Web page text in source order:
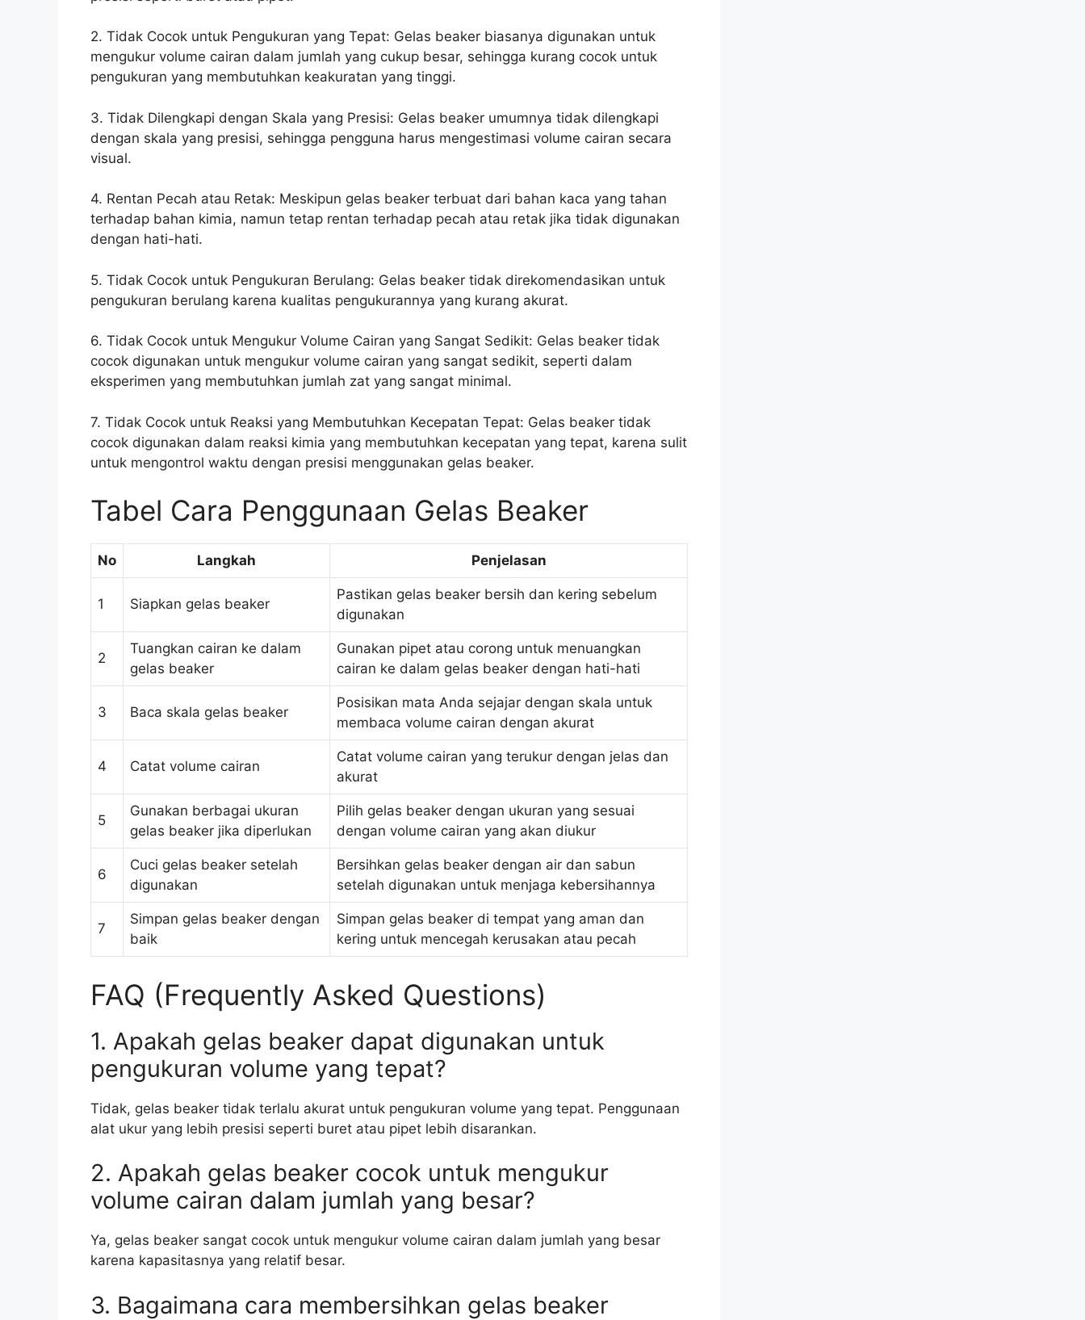
2. Tidak Cocok untuk Pengukuran yang Tepat: Gelas beaker biasanya digunakan untuk
mengukur volume cairan dalam jumlah yang cukup besar, sehingga kurang cocok untuk
pengukuran yang membutuhkan keakuratan yang tinggi.
3. Tidak Dilengkapi dengan Skala yang Presisi: Gelas beaker umumnya tidak dilengkapi
dengan skala yang presisi, sehingga pengguna harus mengestimasi volume cairan secara
visual.
4. Rentan Pecah atau Retak: Meskipun gelas beaker terbuat dari bahan kaca yang tahan
terhadap bahan kimia, namun tetap rentan terhadap pecah atau retak jika tidak digunakan
dengan hati-hati.
5. Tidak Cocok untuk Pengukuran Berulang: Gelas beaker tidak direkomendasikan untuk
pengukuran berulang karena kualitas pengukurannya yang kurang akurat.
6. Tidak Cocok untuk Mengukur Volume Cairan yang Sangat Sedikit: Gelas beaker tidak
cocok digunakan untuk mengukur volume cairan yang sangat sedikit, seperti dalam
eksperimen yang membutuhkan jumlah zat yang sangat minimal.
7. Tidak Cocok untuk Reaksi yang Membutuhkan Kecepatan Tepat: Gelas beaker tidak
cocok digunakan dalam reaksi kimia yang membutuhkan kecepatan yang tepat, karena sulit
untuk mengontrol waktu dengan presisi menggunakan gelas beaker.
Tabel Cara Penggunaan Gelas Beaker
No Langkah Penjelasan
1 Siapkan gelas beaker
Pastikan gelas beaker bersih dan kering sebelum
digunakan
2
Tuangkan cairan ke dalam
gelas beaker
Gunakan pipet atau corong untuk menuangkan
cairan ke dalam gelas beaker dengan hati-hati
3 Baca skala gelas beaker
Posisikan mata Anda sejajar dengan skala untuk
membaca volume cairan dengan akurat
4 Catat volume cairan
Catat volume cairan yang terukur dengan jelas dan
akurat
5
Gunakan berbagai ukuran
gelas beaker jika diperlukan
Pilih gelas beaker dengan ukuran yang sesuai
dengan volume cairan yang akan diukur
6
Cuci gelas beaker setelah
digunakan
Bersihkan gelas beaker dengan air dan sabun
setelah digunakan untuk menjaga kebersihannya
7
Simpan gelas beaker dengan
baik
Simpan gelas beaker di tempat yang aman dan
kering untuk mencegah kerusakan atau pecah
FAQ (Frequently Asked Questions)
1. Apakah gelas beaker dapat digunakan untuk
pengukuran volume yang tepat?
Tidak, gelas beaker tidak terlalu akurat untuk pengukuran volume yang tepat. Penggunaan
alat ukur yang lebih presisi seperti buret atau pipet lebih disarankan.
2. Apakah gelas beaker cocok untuk mengukur
volume cairan dalam jumlah yang besar?
Ya, gelas beaker sangat cocok untuk mengukur volume cairan dalam jumlah yang besar
karena kapasitasnya yang relatif besar.
3. Bagaimana cara membersihkan gelas beaker